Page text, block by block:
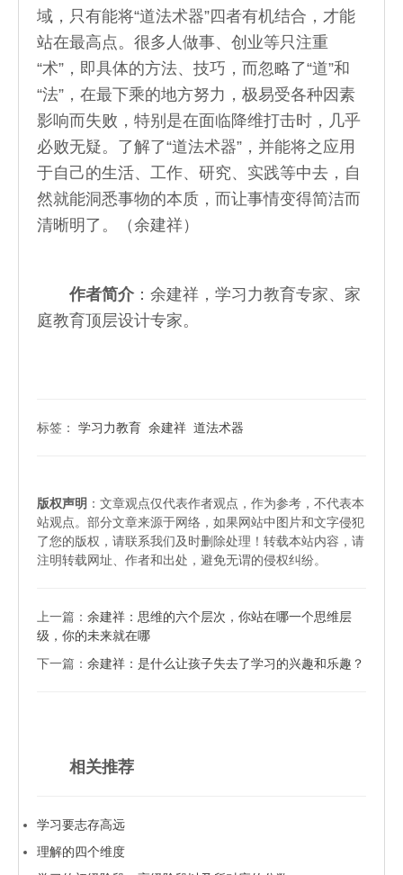
域，只有能将“道法术器”四者有机结合，才能
站在最高点。很多人做事、创业等只注重
“术”，即具体的方法、技巧，而忽略了“道”和
“法”，在最下乘的地方努力，极易受各种因素
影响而失败，特别是在面临降维打击时，几乎
必败无疑。了解了“道法术器”，并能将之应用
于自己的生活、工作、研究、实践等中去，自
然就能洞悉事物的本质，而让事情变得简洁而
清晰明了。（余建祥）
作者简介：余建祥，学习力教育专家、家
庭教育顶层设计专家。
标签： 学习力教育 余建祥 道法术器
版权声明 ：文章观点仅代表作者观点，作为参考，不代表本
站观点。部分文章来源于网络，如果网站中图片和文字侵犯
了您的版权，请联系我们及时删除处理！转载本站内容，请
注明转载网址、作者和出处，避免无谓的侵权纠纷。
上一篇： 余建祥：思维的六个层次，你站在哪一个思维层
级，你的未来就在哪
下一篇： 余建祥：是什么让孩子失去了学习的兴趣和乐趣？
相关推荐
学习要志存高远
理解的四个维度